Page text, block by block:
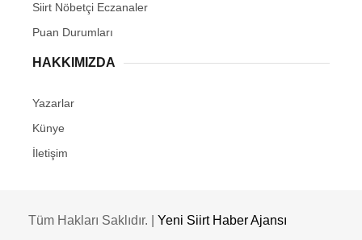
Siirt Nöbetçi Eczanaler
Puan Durumları
HAKKIMIZDA
Yazarlar
Künye
İletişim
Tüm Hakları Saklıdır. | Yeni Siirt Haber Ajansı